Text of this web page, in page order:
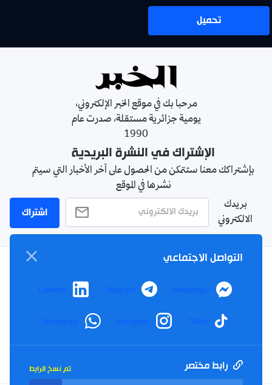
تحميل
مرحبا بك في موقع الخبر الإلكتروني،
يومية جزائرية مستقلة، صدرت عام
1990
الإشتراك في النشرة البريدية
بإشتراكك معنا ستتمكن من الحصول على آخر الأخبار التي سيتم
نشرها في الموقع
بريدك
الالكتروني
اشتراك
الأحكام والشروط
اتصل بنا
التواصل الاجتماعي
Messenger
Telegram
LinkedIn
TikTok
Instagram
WhatsApp
رابط مختصر تم نسخ الرابط